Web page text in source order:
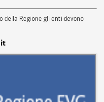
della Regione gli enti devono